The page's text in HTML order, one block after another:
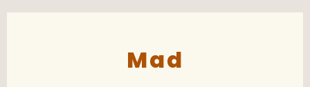
Mad